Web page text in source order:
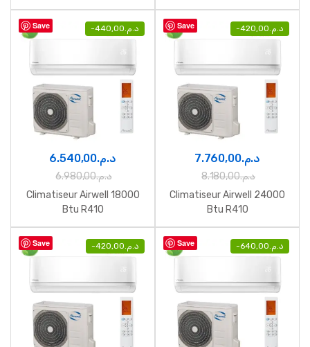
Save - د.م.440,00
د.م.6.540,00
د.م.6.980,00
Climatiseur Airwell 18000
Btu R410
Save - د.م.420,00
د.م.7.760,00
د.م.8.180,00
Climatiseur Airwell 24000
Btu R410
Save - د.م. 420,00 Save - د.م. 640,00